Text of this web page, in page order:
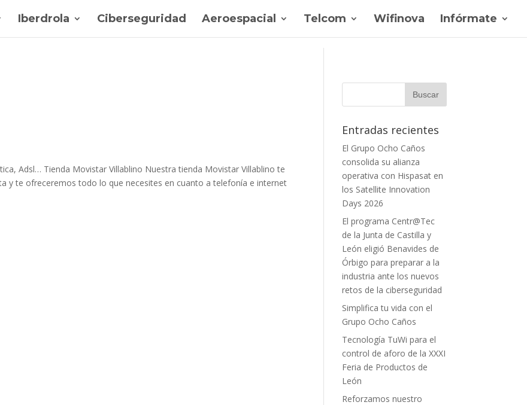
Iberdrola Ciberseguridad Aeroespacial Telcom Wifinova Infórmate
Adsl… Tienda Movistar Villablino Nuestra tienda Movistar Villablino te
y te ofreceremos todo lo que necesites en cuanto a telefonía e internet
Entradas recientes
El Grupo Ocho Caños
consolida su alianza
operativa con Hispasat en
los Satellite Innovation
Days 2026
El programa Centr@Tec
de la Junta de Castilla y
León eligió Benavides de
Órbigo para preparar a la
industria ante los nuevos
retos de la ciberseguridad
Simplifica tu vida con el
Grupo Ocho Caños
Tecnología TuWi para el
control de aforo de la XXXI
Feria de Productos de
León
Reforzamos nuestro